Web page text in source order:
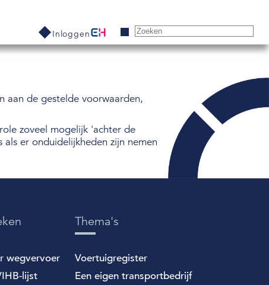
Inloggen
aan de gestelde voorwaarden,
zoveel mogelijk 'achter de
er onduidelijkheden zijn nemen
wegvervoer
lijst
Thema's
Voertuigregister
Een eigen transportbedrijf